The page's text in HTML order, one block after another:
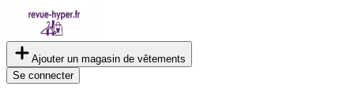
Ajouter un magasin de vêtements
Se connecter